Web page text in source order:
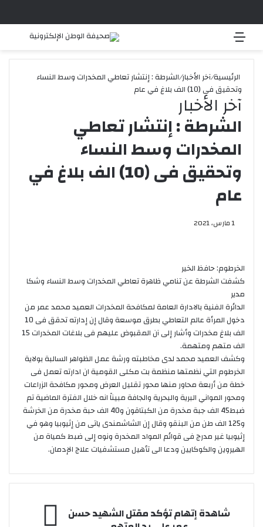
القائمة
الرئيسية/آخر الأخبار/الشرطة : إنتشار تعاطي المخدرات وسط النساء
وتحقيق فى (10) الف بلاغ في عام
آخر الأخبار
الشرطة : إنتشار تعاطي
المخدرات وسط النساء
وتحقيق فى (10) الف بلاغ في
عام
1 مارس، 2021
الخرطوم: حافظ الخير
كشفت الشرطة عن تنامي ظاهرة تعاطي المخدرات وسط النساء وشكا
مدير
الدائرة الفنية بالادارة العامة لمكافحة المخدرات العميد محمد عمر من
دخول المرأة عالم التعاطي بطرق موسعة وقال إن إدارته تحقق فى 10
الف بلاغ مخدرات وأشار إلى آن المقبوض عليهم فى بلاغات المخدرات 15
الف متهم ومتهمة.
وكشف العميد محمد لدى مخاطبته ورشة عمل الظواهر السالبة بولاية
الخرطوم التي نظمتها منظمة بت مكلى القومية ان ادارته تعمل فى
خطة من أربعة محاور منها محور تقليل العرض ومحور مكافحة الزراعات
ومحور المواني البرية والبحرية والجافة مبيناً انه خلال الفترة الماضية تم
ضبط45 الف جبة مخدرة من الكبتاقون و40 الف حبة مخدرة من الخرشة
و125 الف طن من البنقو وقال إن الشاشمندى ياتى من إثيوبيا وهو في
إثيوبيا غير مدرج فى قوائم المواد المخدرة ونوه إلى ضبط كمياة من
الهيروين والكوكايين ودعا الى تأهيل مستشفيات علاج الإدمان.
شاهدة
إتهام
شاهدة إتهام تؤكد مقتل الشهيد حسن